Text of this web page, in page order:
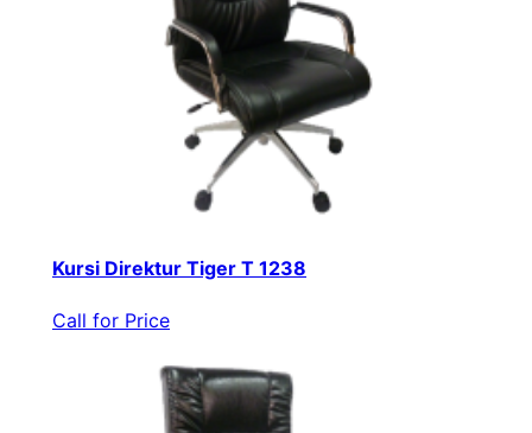
Kursi Direktur Tiger T 1238
Call for Price